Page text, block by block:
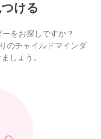
ける
をお探しですか？
のチャイルドマインダ
しょう。